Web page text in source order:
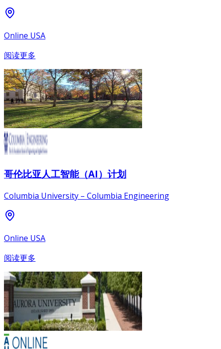
Online USA
阅读更多
哥伦比亚人工智能（AI）计划
Columbia University – Columbia Engineering
Online USA
阅读更多